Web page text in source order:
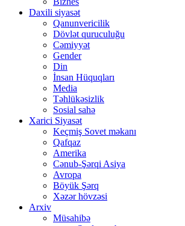
Daxili siyasət
Qanunvericilik
Dövlət quruculuğu
Cəmiyyət
Gender
Din
İnsan Hüquqları
Media
Təhlükəsizlik
Sosial sahə
Xarici Siyasət
Keçmiş Sovet məkanı
Qafqaz
Amerika
Cənub-Şərqi Asiya
Avropa
Böyük Şərq
Xəzər hövzəsi
Arxiv
Müsahibə